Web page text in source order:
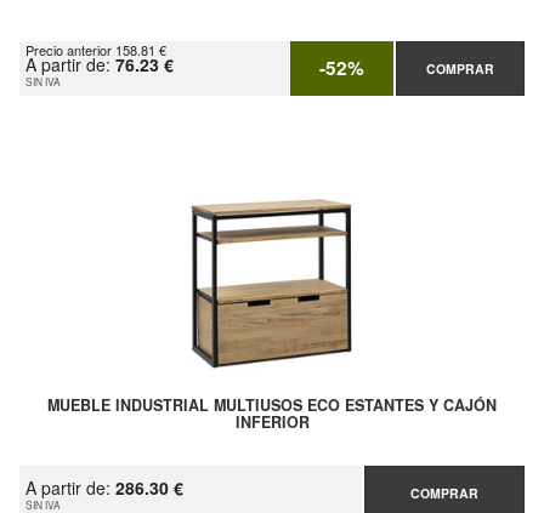
Precio anterior 158.81 €
A partir de: 76.23 €
SIN IVA -52% COMPRAR
MUEBLE INDUSTRIAL MULTIUSOS ECO ESTANTES Y CAJÓN
INFERIOR
A partir de: 286.30 €
SIN IVA
COMPRAR